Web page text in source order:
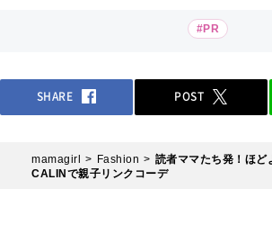
#PR
SHARE POST
mamagirl Fashion
読者ママたち発！ほ
CALINで親子リンクコーデ